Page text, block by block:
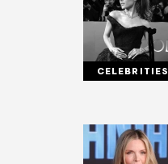
CELEBRITIES